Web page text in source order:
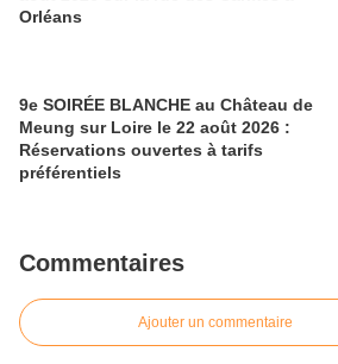
Orléans
9e SOIRÉE BLANCHE au Château de
Meung sur Loire le 22 août 2026 :
Réservations ouvertes à tarifs
préférentiels
Commentaires
Ajouter un commentaire